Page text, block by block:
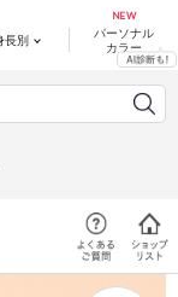
長別
パーソナル
カラー